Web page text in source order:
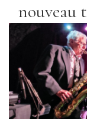
nouveau